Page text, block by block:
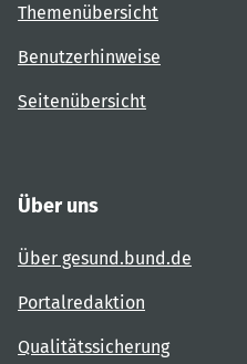
Themenübersicht
Benutzerhinweise
Seitenübersicht
Über uns
Über gesund.bund.de
Portalredaktion
Qualitätssicherung